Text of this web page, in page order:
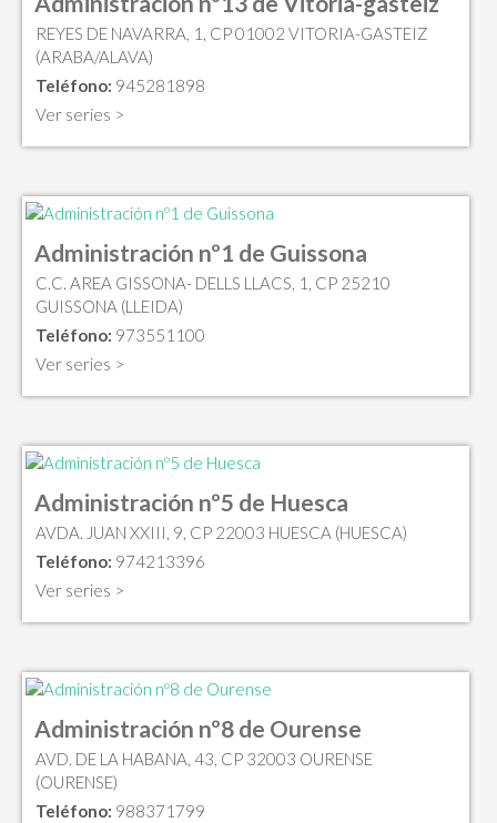
REYES DE NAVARRA, 1, CP 01002 VITORIA-GASTEIZ
(ARABA/ALAVA)
Teléfono: 945281898
Ver series >
Administración nº1 de Guissona
C.C. AREA GISSONA- DELLS LLACS, 1, CP 25210
GUISSONA (LLEIDA)
Teléfono: 973551100
Ver series >
Administración nº5 de Huesca
AVDA. JUAN XXIII, 9, CP 22003 HUESCA (HUESCA)
Teléfono: 974213396
Ver series >
Administración nº8 de Ourense
AVD. DE LA HABANA, 43, CP 32003 OURENSE
(OURENSE)
Teléfono: 988371799